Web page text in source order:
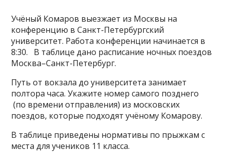
Учёный Комаров выезжает из Москвы на
конференцию в Санкт-Петербургский
университет. Работа конференции начинается в
8:30. В таблице дано расписание ночных поездов
Москва–Санкт-Петербург.
Путь от вокзала до университета занимает
полтора часа. Укажите номер самого позднего
(по времени отправления) из московских
поездов, которые подходят учёному Комарову.
В таблице приведены нормативы по прыжкам с
места для учеников 11 класса.